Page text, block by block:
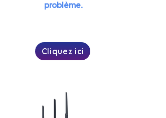
problème.
Cliquez ici